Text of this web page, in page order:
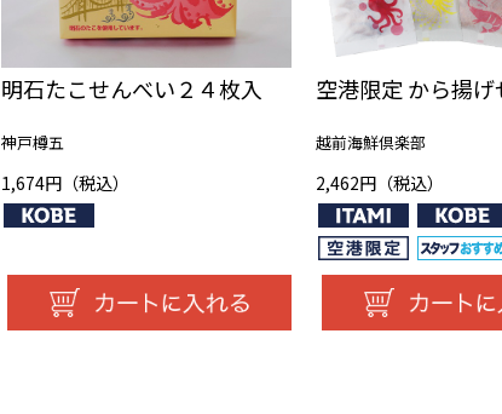
明石たこせんべい２４枚入
神戸樽五
1,674円（税込）
空港限定 から揚
越前海鮮倶楽部
2,462円（税込）